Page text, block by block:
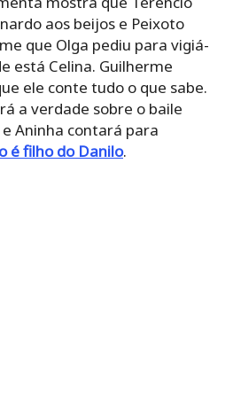
aos beijos e Peixoto
que Olga pediu para vigiá-
está Celina. Guilherme
ele conte tudo o que sabe.
a verdade sobre o baile
Aninha contará para
é filho do Danilo.